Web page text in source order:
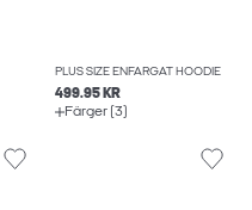
PLUS SIZE ENFÄRGAT HOODIE
499.95 KR
Färger (3)